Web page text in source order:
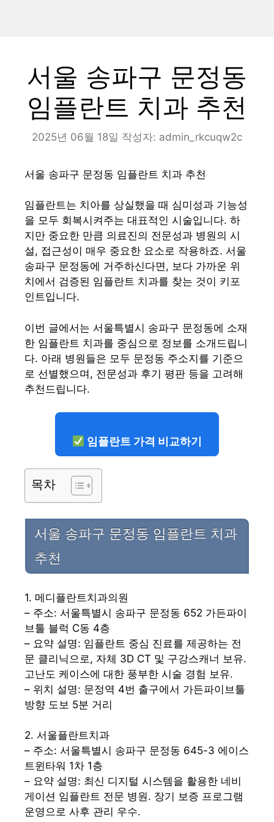
서울 송파구 문정동
임플란트 치과 추천
2025년 06월 18일 작성자: admin_rkcuqw2c
서울 송파구 문정동 임플란트 치과 추천
임플란트는 치아를 상실했을 때 심미성과 기능성
을 모두 회복시켜주는 대표적인 시술입니다. 하
지만 중요한 만큼 의료진의 전문성과 병원의 시
설, 접근성이 매우 중요한 요소로 작용하죠. 서울
송파구 문정동에 거주하신다면, 보다 가까운 위
치에서 검증된 임플란트 치과를 찾는 것이 키포
인트입니다.
이번 글에서는 서울특별시 송파구 문정동에 소재
한 임플란트 치과를 중심으로 정보를 소개드립니
다. 아래 병원들은 모두 문정동 주소지를 기준으
로 선별했으며, 전문성과 후기 평판 등을 고려해
추천드립니다.
임플란트 가격 비교하기
목차
서울 송파구 문정동 임플란트 치과
추천
1. 메디플란트치과의원
– 주소: 서울특별시 송파구 문정동 652 가든파이
브툴 블럭 C동 4층
– 요약 설명: 임플란트 중심 진료를 제공하는 전
문 클리닉으로, 자체 3D CT 및 구강스캐너 보유.
고난도 케이스에 대한 풍부한 시술 경험 보유.
– 위치 설명: 문정역 4번 출구에서 가든파이브툴
방향 도보 5분 거리
2. 서울플란트치과
– 주소: 서울특별시 송파구 문정동 645-3 에이스
트윈타워 1차 1층
– 요약 설명: 최신 디지털 시스템을 활용한 네비
게이션 임플란트 전문 병원. 장기 보증 프로그램
운영으로 사후 관리 우수.